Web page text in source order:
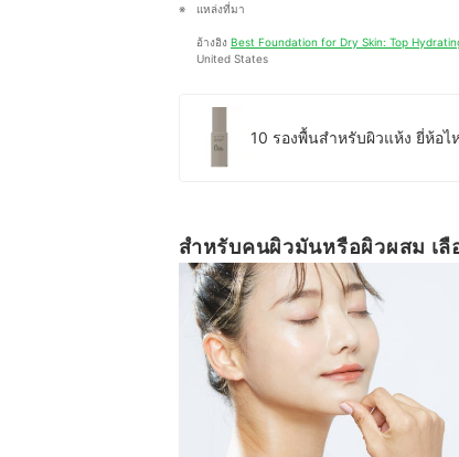
แหล่งที่มา
อ้างอิง Best Foundation for Dry Skin: Top
United States
10 รองพื้นสำหรับผิวแห้ง ยี่ห้อ
สำหรับคนผิวมันหรือผิวผสม เ